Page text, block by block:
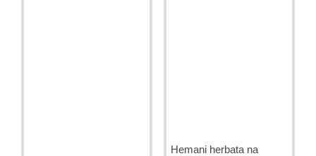
Hemani herbata na